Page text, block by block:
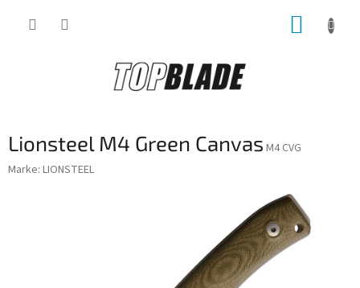
Lionsteel M4 Green Canvas M4 CVG
Marke: LIONSTEEL